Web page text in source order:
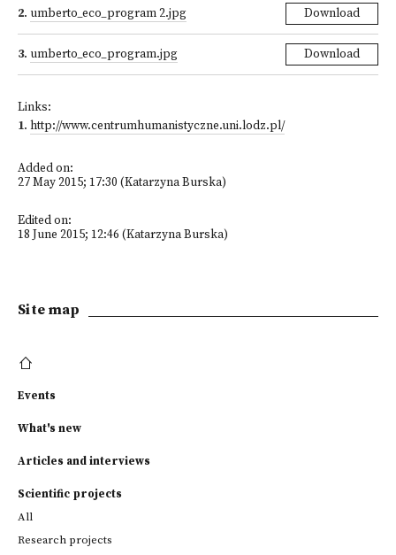
2. umberto_eco_program 2.jpg Download
3. umberto_eco_program.jpg Download
Links:
1. http://www.centrumhumanistyczne.uni.lodz.pl/
Added on:
27 May 2015; 17:30 (Katarzyna Burska)
Edited on:
18 June 2015; 12:46 (Katarzyna Burska)
Site map
Events
What's new
Articles and interviews
Scientific projects
All
Research projects